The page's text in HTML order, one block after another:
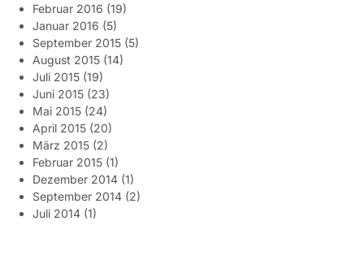
Februar 2016 (19)
Januar 2016 (5)
September 2015 (5)
August 2015 (14)
Juli 2015 (19)
Juni 2015 (23)
Mai 2015 (24)
April 2015 (20)
März 2015 (2)
Februar 2015 (1)
Dezember 2014 (1)
September 2014 (2)
Juli 2014 (1)